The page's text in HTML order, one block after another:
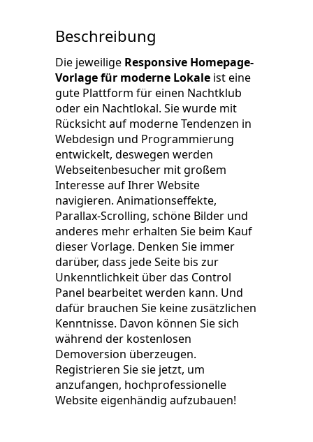
Beschreibung
Die jeweilige Responsive Homepage-
Vorlage für moderne Lokale ist eine
gute Plattform für einen Nachtklub
oder ein Nachtlokal. Sie wurde mit
Rücksicht auf moderne Tendenzen in
Webdesign und Programmierung
entwickelt, deswegen werden
Webseitenbesucher mit großem
Interesse auf Ihrer Website
navigieren. Animationseffekte,
Parallax-Scrolling, schöne Bilder und
anderes mehr erhalten Sie beim Kauf
dieser Vorlage. Denken Sie immer
darüber, dass jede Seite bis zur
Unkenntlichkeit über das Control
Panel bearbeitet werden kann. Und
dafür brauchen Sie keine zusätzlichen
Kenntnisse. Davon können Sie sich
während der kostenlosen
Demoversion überzeugen.
Registrieren Sie sie jetzt, um
anzufangen, hochprofessionelle
Website eigenhändig aufzubauen!